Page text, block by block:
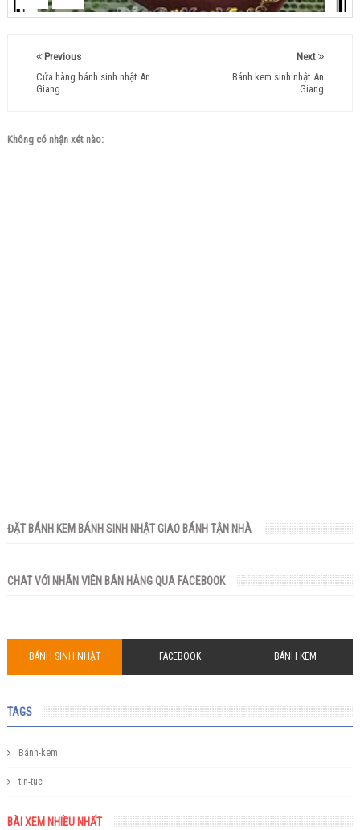
Next
Bánh kem sinh nhật An
Giang
Previous
Cửa hàng bánh sinh nhật An
Giang
Không có nhận xét nào:
ĐẶT BÁNH KEM BÁNH SINH NHẬT GIAO BÁNH TẬN NHÀ
CHAT VỚI NHÂN VIÊN BÁN HÀNG QUA FACEBOOK
BÁNH SINH NHẬT FACEBOOK BÁNH KEM
TAGS
Bánh-kem
tin-tuc
BÀI XEM NHIỀU NHẤT